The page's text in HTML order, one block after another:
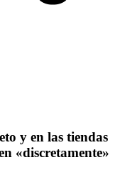
y en las tiendas
«discretamente»